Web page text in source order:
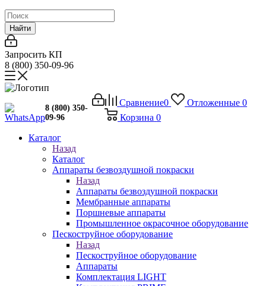
Найти
Запросить КП
8 (800) 350-09-96
Сравнение0 Отложенные 0
Корзина 0
8 (800) 350-
09-96
Каталог
Назад
Каталог
Аппараты безвоздушной покраски
Назад
Аппараты безвоздушной покраски
Мембранные аппараты
Поршневые аппараты
Промышленное окрасочное оборудование
Пескоструйное оборудование
Назад
Пескоструйное оборудование
Аппараты
Комплектация LIGHT